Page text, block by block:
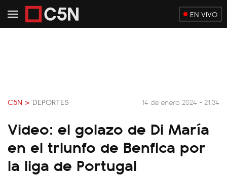
EN VIVO
C5N > DEPORTES 14 de enero 2024 - 21:34
Video: el golazo de Di María
en el triunfo de Benfica por
la liga de Portugal